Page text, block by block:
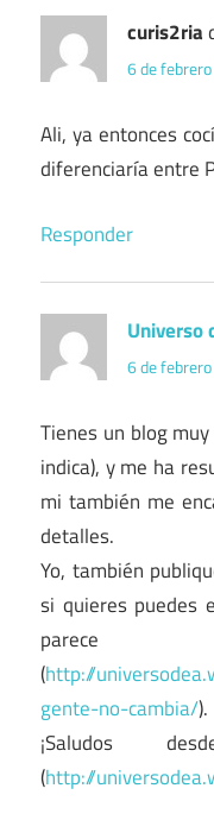
curis2ria
6 de
Ali, ya entonces
diferenciaría entre
Responder
Universo
6 de
Tienes un blog
indica), y me ha
mi también me
detalles.
Yo, también
si quieres puedes
parece
(http://
gente-no-cambia/).
¡Saludos
(http://